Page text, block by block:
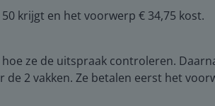
krijgt en het voorwerp € 34,75 kost.
ze de uitspraak controleren.
2 vakken. Ze betalen eerst het